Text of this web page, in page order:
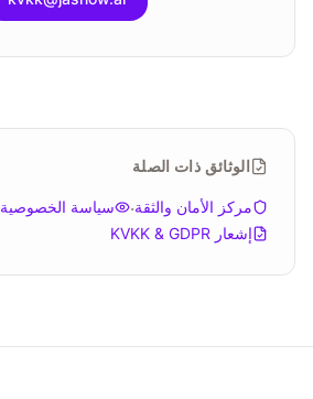
الوثائق ذات الصلة
مركز الأمان والثقة· سياسة الخصوصية
إشعار KVKK & GDPR